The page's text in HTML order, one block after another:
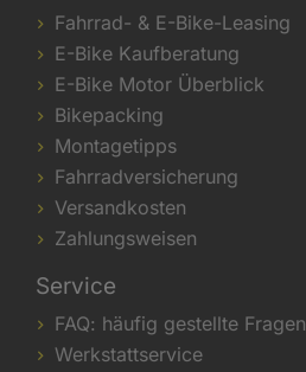
Fahrrad- & E-Bike-Leasing
E-Bike Kaufberatung
E-Bike Motor Überblick
Bikepacking
Montagetipps
Fahrradversicherung
Versandkosten
Zahlungsweisen
Service
FAQ: häufig gestellte Fragen
Werkstattservice